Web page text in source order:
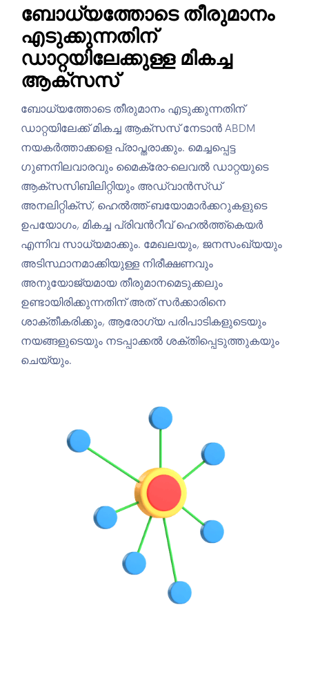
ബോധ്യത്തോടെ തീരുമാനം
എടുക്കുന്നതിന്
ഡാറ്റയിലേക്കുള്ള മികച്ച
ആക്സസ്
ബോധ്യത്തോടെ തീരുമാനം എടുക്കുന്നതിന്
ഡാറ്റയിലേക്ക് മികച്ച ആക്സസ് നേടാൻ ABDM
നയകര്‍ത്താക്കളെ പ്രാപ്തരാക്കും. മെച്ചപ്പെട്ട
ഗുണനിലവാരവും മൈക്രോ-ലെവൽ ഡാറ്റയുടെ
ആക്സസിബിലിറ്റിയും അഡ്വാൻസ്ഡ്
അനലിറ്റിക്സ്, ഹെൽത്ത്-ബയോമാർക്കറുകളുടെ
ഉപയോഗം, മികച്ച പ്രിവന്‍റീവ് ഹെൽത്ത്കെയർ
എന്നിവ സാധ്യമാക്കും. മേഖലയും, ജനസംഖ്യയും
അടിസ്ഥാനമാക്കിയുള്ള നിരീക്ഷണവും
അനുയോജ്യമായ തീരുമാനമെടുക്കലും
ഉണ്ടായിരിക്കുന്നതിന് അത് സർക്കാരിനെ
ശാക്തീകരിക്കും, ആരോഗ്യ പരിപാടികളുടെയും
നയങ്ങളുടെയും നടപ്പാക്കൽ ശക്തിപ്പെടുത്തുകയും
ചെയ്യും.